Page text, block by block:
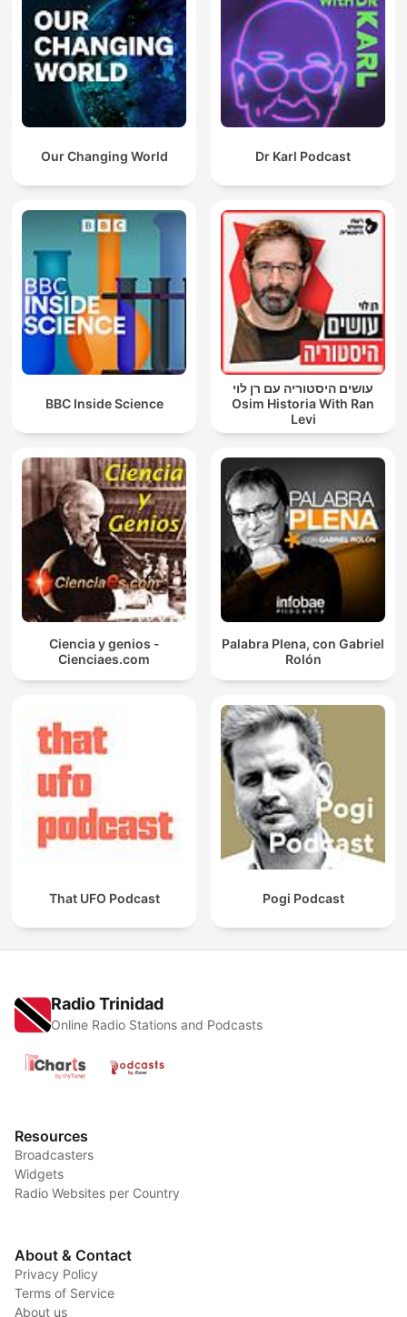
Our Changing World Dr Karl Podcast
BBC Inside Science
עושים היסטוריה עם רן לוי
Osim Historia With Ran
Levi
Ciencia y genios -
Cienciaes.com
Palabra Plena, con Gabriel
Rolón
That UFO Podcast Pogi Podcast
Radio Trinidad
Online Radio Stations and Podcasts
Resources
Broadcasters
Widgets
Radio Websites per Country
About & Contact
Privacy Policy
Terms of Service
About us